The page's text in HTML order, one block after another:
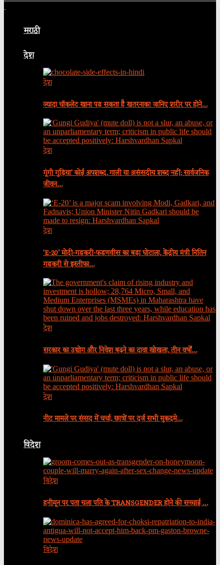
मराठी
देश
देश
ज्यादा चॉकलेट खाना पड़ सकता है खतरनाक! जानिए शरीर पर होने…
देश
गूंगी गुड़िया’ कोई अपशब्द, गाली या असंसदीय शब्द नहीं; सार्वजनिक
जीवन…
देश
‘E-20’ मोदी-गडकरी-फडणवीस का बड़ा घोटाला, केंद्रीय मंत्री नितिन
गडकरी से इस्तीफा…
देश
सरकार का उद्योग और निवेश बढ़ने का दावा खोखला, तीन वर्षों…
देश
नीट मामले पर संसद में चर्चा, छात्रों पर दर्ज सभी मुकदमे…
विदेश
विदेश
हनीमून पर पता चला पति के TRANSGENDER होने की सच्चाई …
विदेश